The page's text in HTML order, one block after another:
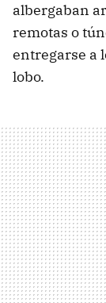
albergaban
remotas o
entregarse a
lobo.